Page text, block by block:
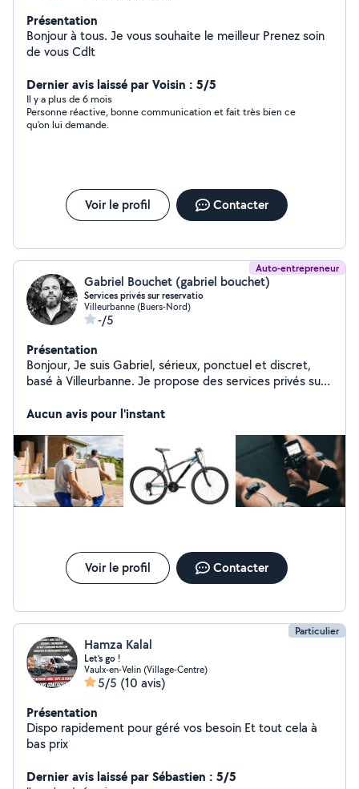
Présentation
Bonjour à tous. Je vous souhaite le meilleur Prenez soin
de vous Cdlt
Dernier avis laissé par Voisin : 5/5
Il y a plus de 6 mois
Personne réactive, bonne communication et fait très bien ce
qu'on lui demande.
Voir le profil Contacter
Auto-entrepreneur
Gabriel Bouchet (gabriel bouchet)
Services privés sur reservatio
Villeurbanne (Buers-Nord)
-/5
Présentation
Bonjour, Je suis Gabriel, sérieux, ponctuel et discret,
basé à Villeurbanne. Je propose des services privés sur
privé discret (déplacements, retours de soirée,
Chargement / déchargement de véhicules Aide au
montage et à l'installation de mobilier Véhicule propre
et fiable. Communication claire, tarif annoncé à l'avance,
respect et confidentialité. Disponible rapidement soirs,
nuits et week-ends. Contact par message pour préciser
Aucun avis pour l'instant
Voir le profil Contacter
Particulier
Hamza Kalal
Let’s go !
Vaulx-en-Velin (Village-Centre)
5/5 (10 avis)
Présentation
Dispo rapidement pour géré vos besoin Et tout cela à
bas prix
Dernier avis laissé par Sébastien : 5/5